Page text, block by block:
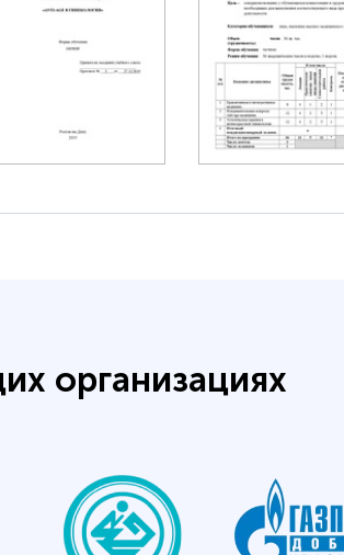
организациях